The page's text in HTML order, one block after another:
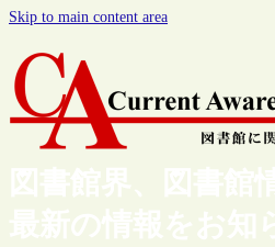
Skip to main content area
図書館界、図書館
最新の情報をお知